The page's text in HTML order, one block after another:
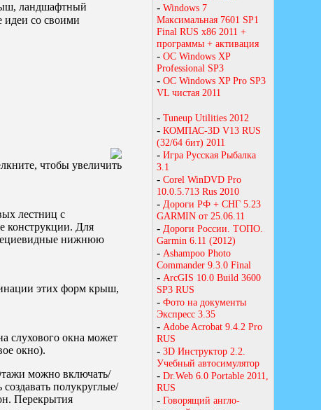
ландшафтный
идеи со своими
чтобы увеличить
лестниц с
конструкции. Для
нижнюю
этих форм крыш,
слухового окна может
окно).
можно включать/
полукруглые/
Перекрытия